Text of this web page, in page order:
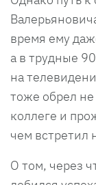
время ему
а в трудные
на
тоже обрел не
коллеге и
чем встретил
О том, через